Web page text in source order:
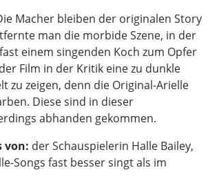
Macher bleiben der originalen Story
man die morbide Szene, in der
einem singenden Koch zum Opfer
Film in der Kritik eine zu dunkle
zu zeigen, denn die Original-Arielle
Diese sind in dieser
abhanden gekommen.
von: der Schauspielerin Halle Bailey,
Songs fast besser singt als im